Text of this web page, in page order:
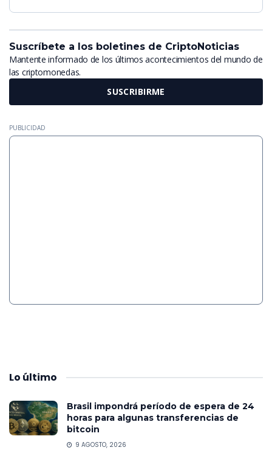
Suscríbete a los boletines de CriptoNoticias
Mantente informado de los últimos acontecimientos del mundo de
las criptomonedas.
SUSCRIBIRME
PUBLICIDAD
Lo último
Brasil impondrá período de espera de 24
horas para algunas transferencias de
bitcoin
9 AGOSTO, 2026